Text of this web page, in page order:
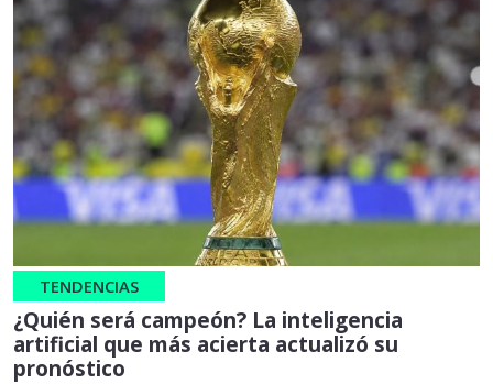
TENDENCIAS
¿Quién será campeón? La inteligencia
artificial que más acierta actualizó su
pronóstico